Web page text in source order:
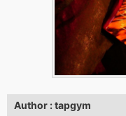
Author : tapgym